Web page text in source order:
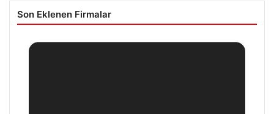
Son Eklenen Firmalar